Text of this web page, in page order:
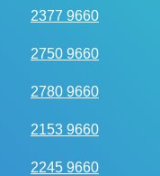
2377 9660
2750 9660
2780 9660
2153 9660
2245 9660